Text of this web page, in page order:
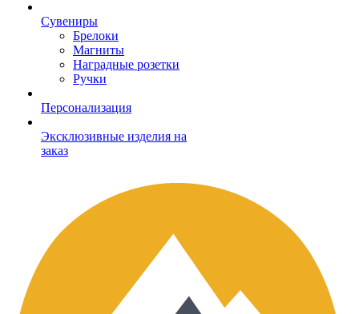
Сувениры
Брелоки
Магниты
Наградные розетки
Ручки
Персонализация
Эксклюзивные изделия на
заказ